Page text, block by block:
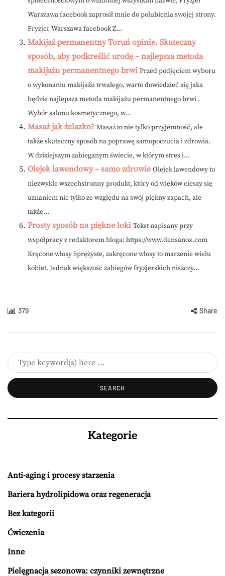
Warszawa facebook zaprosił mnie do polubienia swojej strony.
Fryzjer Warszawa facebook Z...
Makijaż permanentny Toruń opinie. Skuteczny
sposób, aby podkreślić urodę – najlepsza metoda
makijażu permanentnego brwi Przed podjęciem wyboru
o wykonaniu makijażu trwałego, warto dowiedzieć się jaka
będzie najlepsza metoda makijażu permanentnego brwi .
Wybór salonu kosmetycznego, w...
Masaż jak żelazko? Masaż to nie tylko przyjemność, ale
także skuteczny sposób na poprawę samopoczucia i zdrowia.
W dzisiejszym zabieganym świecie, w którym stres i...
Olejek lawendowy – samo zdrowie Olejek lawendowy to
niezwykle wszechstronny produkt, który od wieków cieszy się
uznaniem nie tylko ze względu na swój piękny zapach, ale
także...
Prosty sposób na piękne loki Tekst napisany przy
współpracy z redaktorem bloga: https://www.densanox.com
Kręcone włosy Sprężyste, zakręcone włosy to marzenie wielu
kobiet. Jednak większość zabiegów fryzjerskich niszczy...
379 Share
Kategorie
Anti-aging i procesy starzenia
Bariera hydrolipidowa oraz regeneracja
Bez kategorii
Ćwiczenia
Inne
Pielęgnacja sezonowa: czynniki zewnętrzne